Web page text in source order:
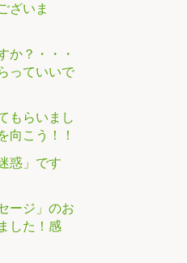
ざいま
か？・・・
っていいで
もらいまし
向こう！！
惑」です
ージ」のお
した！感